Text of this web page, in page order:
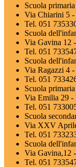
Scuola
Via Chiarini 5
Tel. 051
Scuola
Via Gavina 12
Tel. 051
Scuola
Via Ragazzi 4
Tel. 051
Scuola
Via Emilia 29 -
Tel. 051
Scuola
Via XXV
Tel. 051
Scuola
Via Gavina,12
Tel. 051